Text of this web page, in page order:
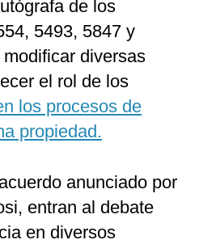
de los
5493, 5847 y
diversas
el rol de los
los procesos de
propiedad.
anunciado por
entran al debate
en diversos